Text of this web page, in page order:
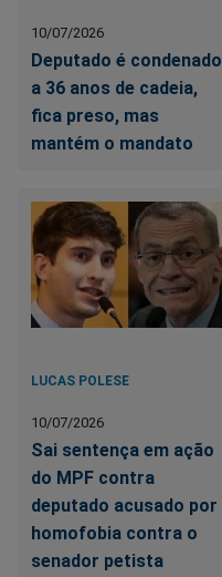
10/07/2026
Deputado é condenado
a 36 anos de cadeia,
fica preso, mas
mantém o mandato
LUCAS POLESE
10/07/2026
Sai sentença em ação
do MPF contra
deputado acusado por
homofobia contra o
senador petista